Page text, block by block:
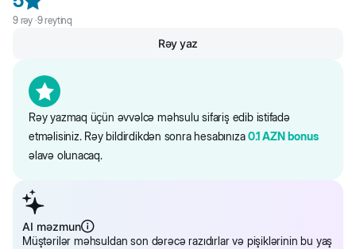
- tərkibində A, D, E vitaminləri və digər faydalı maddələr var
- taurin ilə zənginləşdirilib (pişiyin orqanizmində əmələ gəlməyən
mövcuddur
- süni konservant və rəngləyicilərdən istifadə olunmur
Qeyd olunan Felix nəm pişik yeminin inanılmaz dadı və ətri heç bir
olması isə pişik sahiblərini sevindirəcəkdir.
2.5%, xam lif: 0.05%, оmeqa-6 yağ turşuları: 0.3%
üçündür. Ətraflı məhsul məlumatları birbaşa qablaşdırmada təqdim
olunur.
9rəy ·9reytinq
Rəy yazmaq üçün əvvəlcə məhsulu sifariş edib istifadə
etməlisiniz. Rəy bildirdikdən sonra hesabınıza0.1 AZN bonus
əlavə olunacaq.
Rəy yaz
AI məzmun
Müştərilər məhsuldan son dərəcə razıdırlar və pişiklərinin bu yaş